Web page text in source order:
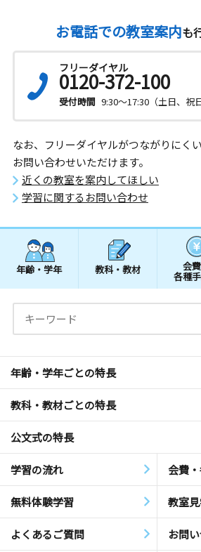
お電話での教室案内も
フリーダイヤル
0120-372-100
受付時間 9:30～17:30（土日、祝
なお、フリーダイヤルがつながりにく
お問い合わせいただけます。
近くの教室を案内してほしい
学習に関するお問い合わせ
年齢・学年 教科・教材 会
各種
年齢・学年ごとの特長
教科・教材ごとの特長
公文式の特長
学習の流れ 会費
無料体験学習 教室
よくあるご質問 お問